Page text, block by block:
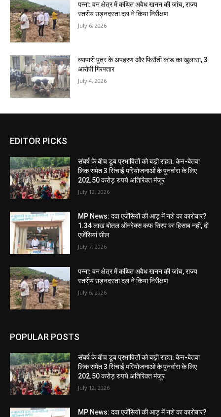
पन्ना: वन क्षेत्र में कथित अवैध खनन की जांच, राज्य
स्तरीय उड़नदस्ता दल ने किया निरीक्षण
July 6, 2026
व्यापारी पुत्र के अपहरण और फिरौती कांड का खुलासा, 3
आरोपी गिरफ्तार
July 4, 2026
EDITOR PICKS
संघर्ष के बीच डूब प्रभावितों को बड़ी राहत: केन-बेतवा
लिंक समेत 3 सिंचाई परियोजनाओं के पुनर्वास के लिए
202.50 करोड़ रुपये अतिरिक्त मंजूर
July 12, 2026
MP News: दवा एजेंसियों की आड़ में नशे का कारोबार?
1.34 लाख बोतल ऑनरेक्स कफ सिरप का हिसाब नहीं, दो
एजेंसियां सील
July 7, 2026
पन्ना: वन क्षेत्र में कथित अवैध खनन की जांच, राज्य
स्तरीय उड़नदस्ता दल ने किया निरीक्षण
July 6, 2026
POPULAR POSTS
संघर्ष के बीच डूब प्रभावितों को बड़ी राहत: केन-बेतवा
लिंक समेत 3 सिंचाई परियोजनाओं के पुनर्वास के लिए
202.50 करोड़ रुपये अतिरिक्त मंजूर
July 12, 2026
MP News: दवा एजेंसियों की आड़ में नशे का कारोबार?